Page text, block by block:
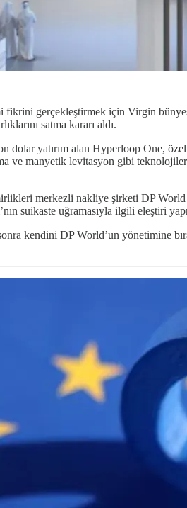
fikrini gerçekleştirmek için Virgin
satma kararı aldı.
dolar yatırım alan Hyperloop One,
ve manyetik levitasyon gibi
merkezli nakliye şirketi DP
suikaste uğramasıyla ilgili eleştiri
kendini DP World’un yönetimine